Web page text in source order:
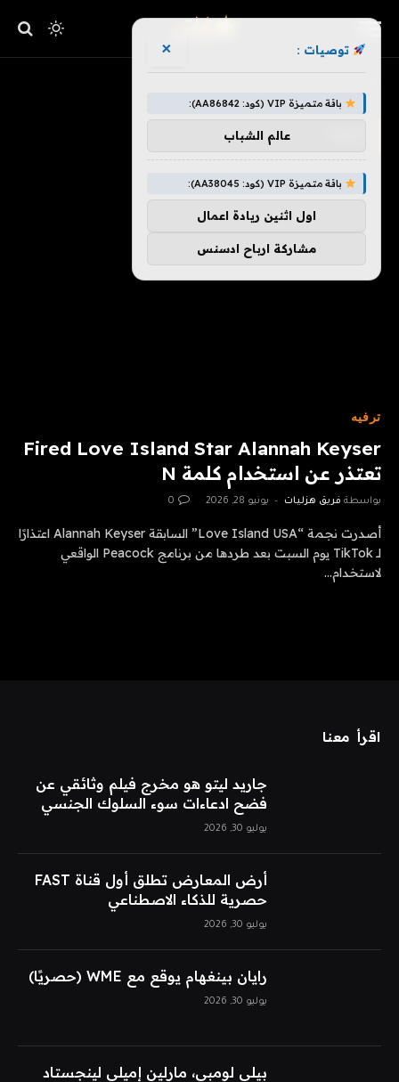
ترفيه
Fired Love Island Star Alannah Keyser
تعتذر عن استخدام كلمة N
بواسطة فريق هزليات يونيو 28, 2026 0
أصدرت نجمة “Love Island USA” السابقة Alannah Keyser اعتذارًا
لـ TikTok يوم السبت بعد طردها من برنامج Peacock الواقعي
لاستخدام…
اقرأ معنا
جاريد ليتو هو مخرج فيلم وثائقي عن
فضح ادعاءات سوء السلوك الجنسي
يوليو 30, 2026
أرض المعارض تطلق أول قناة FAST
حصرية للذكاء الاصطناعي
يوليو 30, 2026
رايان بينغهام يوقع مع WME (حصريًا)
يوليو 30, 2026
بيلي لومبي، مارلين إميلي لينجستاد
توصيات : ×
باقة متميزة VIP (كود: AA86842):
عالم الشباب
باقة متميزة VIP (كود: AA38045):
اول اثنين ريادة اعمال
مشاركة ارباح ادسنس